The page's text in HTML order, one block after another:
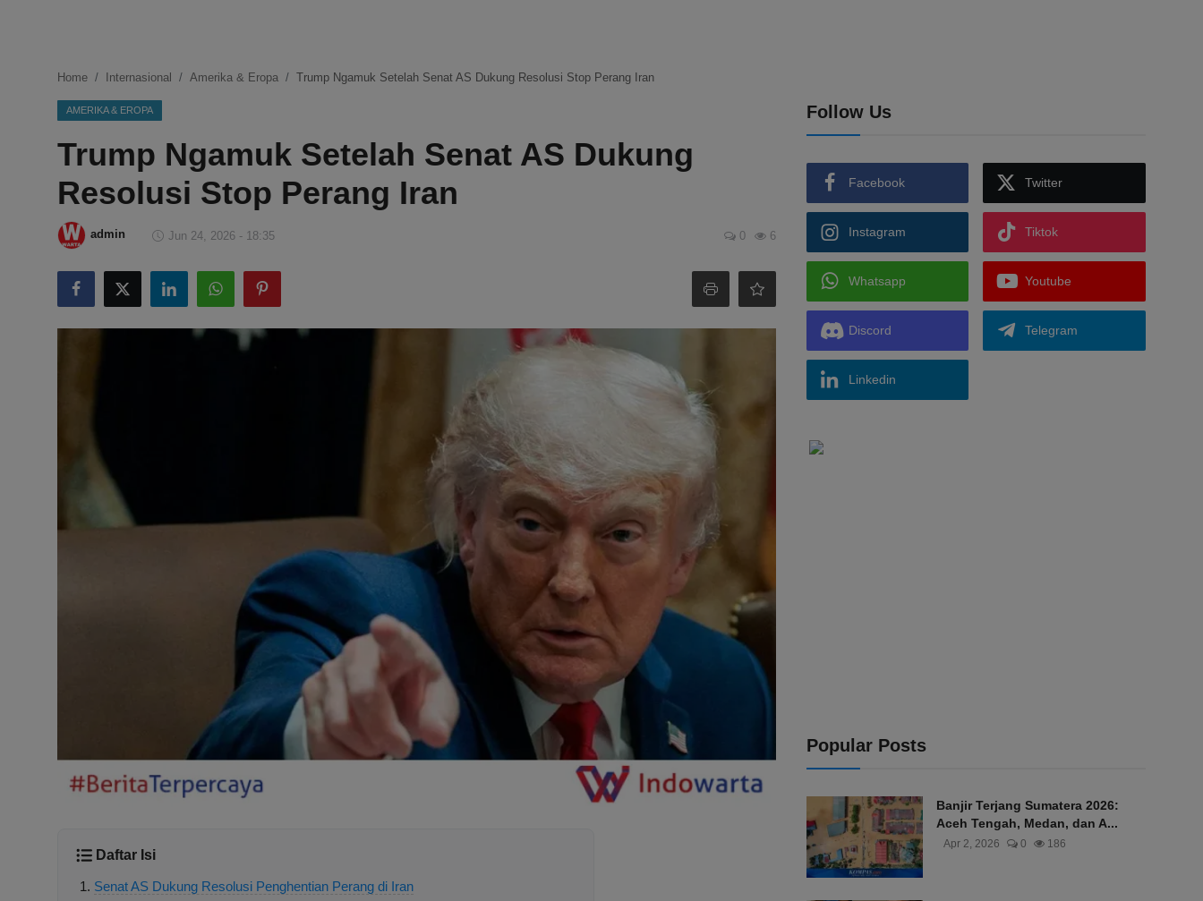
Ekonomi
Internasional
Teknologi
Hiburan
Kesehatan
Home Internasional Amerika & Eropa Trump Ngamuk Setelah Senat AS Dukung Resolusi Stop Perang Iran
AMERIKA & EROPA
Trump Ngamuk Setelah Senat AS Dukung
Resolusi Stop Perang Iran
admin Jun 24, 2026 - 18:35 0 6
Daftar Isi
Senat AS Dukung Resolusi Penghentian Perang di Iran
Follow Us
Facebook Twitter
Instagram Tiktok
Whatsapp Youtube
Discord Telegram
Linkedin
Popular Posts
Banjir Terjang Sumatera 2026:
Aceh Tengah, Medan, dan A...
Apr 2, 2026 0 186